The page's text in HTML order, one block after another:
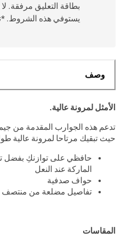
بطاقة التعليق مرفقة.
يستوفي هذه الشروط.
وصف
الأمثل لمرونة عالية.
تدعم هذه الجوارب المقدمة من
حيث تبقيك مرتاحا لمرونة عالية
حافظي على توازنكِ بفضل
الماركة عند النعل
حواف صدفية
تفاصيل مضلعة من منتصف
المقاسات